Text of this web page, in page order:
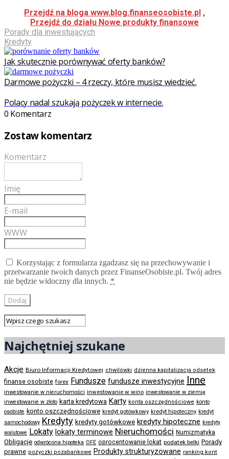
Przejdź na bloga www.blog.finanseosobiste.pl ,
Przejdź do działu Nowe produkty finansowe
Porady dla inwestujących
Kredyty
Jak skutecznie porównywać oferty banków?
Darmowe pożyczki – 4 rzeczy, które musisz wiedzieć.
Polacy nadal szukają pożyczek w internecie.
0 Komentarz
Zostaw komentarz
Komentarz
Imię
E-mail
WWW
Korzystając z formularza zgadzasz się na przechowywanie i
przetwarzanie twoich danych przez FinanseOsobiste.pl. Twój adres
nie będzie widoczny dla innych. *
Najchętniej szukane
Akcje Biuro Informacji Kredytowej chwilówki dzienna kapitalizacja odsetek
finanse osobiste forex Fundusze fundusze inwestycyjne Inne
inwestowanie w nieruchomości inwestowanie w wino inwestowanie w ziemię
inwestowanie w złoto karta kredytowa Karty konta oszczędnościowe konto
osobiste konto oszczędnościowe kredyt gotówkowy kredyt hipoteczny kredyt
samochodowy Kredyty kredyty gotówkowe kredyty hipoteczne kredyty
walutowe Lokaty lokaty terminowe Nieruchomości Numizmatyka
Obligacje odwrócona hipoteka OFE oprocentowanie lokat podatek belki Porady
prawne pożyczki pozabankowe Produkty strukturyzowane ranking kont